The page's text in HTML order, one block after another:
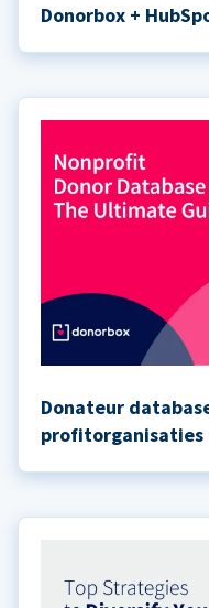
Donorbox +
Donateur
profitorganisaties